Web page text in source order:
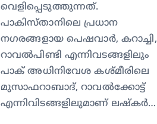
വെളിപ്പെടുത്തുന്നത്.
പാകിസ്താനിലെ പ്രധാന
നഗരങ്ങളായ പെഷവാർ, കറാച്ചി,
റാവൽപിണ്ടി എന്നിവടങ്ങളിലും
പാക് അധിനിവേശ കശ്മീരിലെ
മുസാഫറാബാദ്, റാവൽക്കോട്ട്
എന്നിവിടങ്ങളിലുമാണ് ലഷ്കർ…